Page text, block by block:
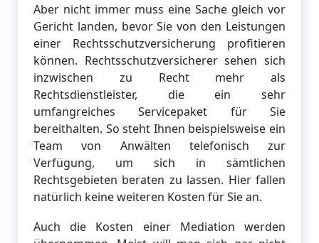
Aber nicht immer muss eine Sache gleich vor
Gericht landen, bevor Sie von den Leistungen
einer Rechtsschutzversicherung profitieren
können. Rechtsschutzversicherer sehen sich
inzwischen zu Recht mehr als
Rechtsdienstleister, die ein sehr
umfangreiches Servicepaket für Sie
bereithalten. So steht Ihnen beispielsweise ein
Team von Anwälten telefonisch zur
Verfügung, um sich in sämtlichen
Rechtsgebieten beraten zu lassen. Hier fallen
natürlich keine weiteren Kosten für Sie an.
Auch die Kosten einer Mediation werden